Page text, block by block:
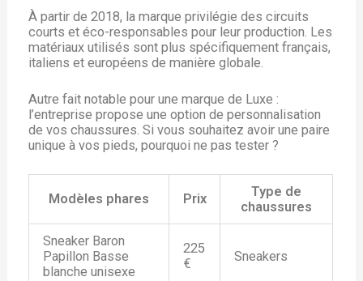
À partir de 2018, la marque privilégie des circuits
courts et éco-responsables pour leur production. Les
matériaux utilisés sont plus spécifiquement français,
italiens et européens de manière globale.
Autre fait notable pour une marque de Luxe :
l’entreprise propose une option de personnalisation
de vos chaussures. Si vous souhaitez avoir une paire
unique à vos pieds, pourquoi ne pas tester ?
Modèles phares Prix
Type de
chaussures
Sneaker Baron
Papillon Basse
blanche unisexe
225
€
Sneakers